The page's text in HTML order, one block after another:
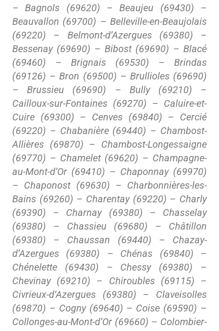
– Bagnols (69620) – Beaujeu (69430) –
Beauvallon (69700) – Belleville-en-Beaujolais
(69220) – Belmont-d’Azergues (69380) –
Bessenay (69690) – Bibost (69690) – Blacé
(69460) – Brignais (69530) – Brindas
(69126) – Bron (69500) – Brullioles (69690)
– Brussieu (69690) – Bully (69210) –
Cailloux-sur-Fontaines (69270) – Caluire-et-
Cuire (69300) – Cenves (69840) – Cercié
(69220) – Chabanière (69440) – Chambost-
Allières (69870) – Chambost-Longessaigne
(69770) – Chamelet (69620) – Champagne-
au-Mont-d’Or (69410) – Chaponnay (69970)
– Chaponost (69630) – Charbonnières-les-
Bains (69260) – Charentay (69220) – Charly
(69390) – Charnay (69380) – Chasselay
(69380) – Chassieu (69680) – Châtillon
(69380) – Chaussan (69440) – Chazay-
d’Azergues (69380) – Chénas (69840) –
Chénelette (69430) – Chessy (69380) –
Chevinay (69210) – Chiroubles (69115) –
Civrieux-d’Azergues (69380) – Claveisolles
(69870) – Cogny (69640) – Coise (69590) –
Collonges-au-Mont-d’Or (69660) – Colombier-